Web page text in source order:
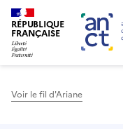
RÉPUBLIQUE
FRANÇAISE
Voir le fil d'Ariane